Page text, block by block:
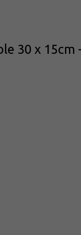
30 x 15cm -